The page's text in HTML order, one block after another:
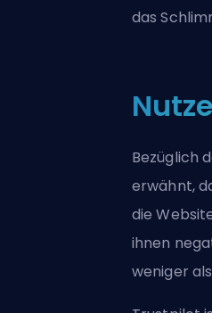
das
Bezüglich
erwähnt,
die
ihnen
weniger